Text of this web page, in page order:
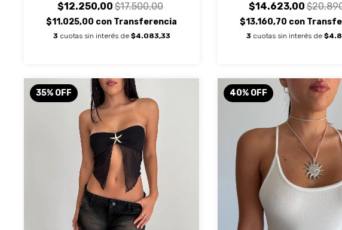
$12.250,00$17.500,00
$11.025,00 con Transferencia
3 cuotas sin interés de $4.083,33
$14.623,00
$13.160,70 con
3 cuotas sin interés de
35% OFF 40% OFF